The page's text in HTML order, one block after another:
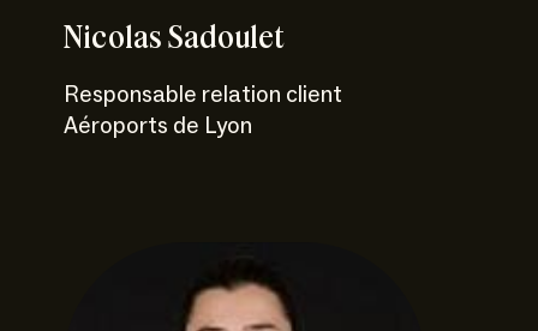
Nicolas Sadoulet
Responsable relation client
Aéroports de Lyon